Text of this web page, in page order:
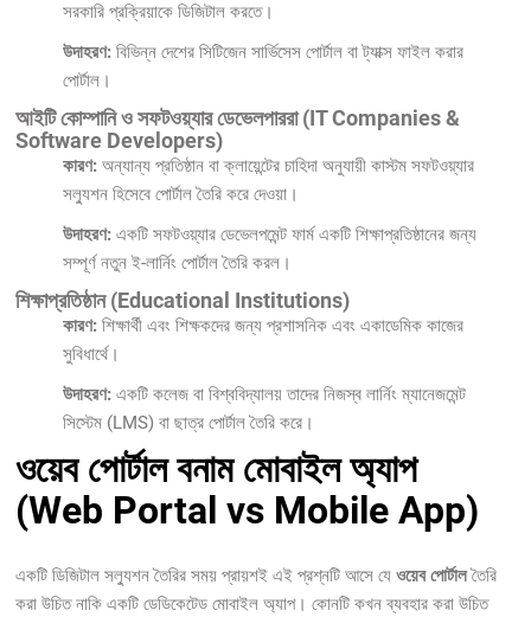
সরকারি প্রক্রিয়াকে ডিজিটাল করতে।
উদাহরণ: বিভিন্ন দেশের সিটিজেন সার্ভিসেস পোর্টাল বা ট্যাক্স ফাইল করার
পোর্টাল।
আইটি কোম্পানি ও সফটওয়্যার ডেভেলপাররা (IT Companies &
Software Developers)
কারণ: অন্যান্য প্রতিষ্ঠান বা ক্লায়েন্টের চাহিদা অনুযায়ী কাস্টম সফটওয়্যার
সল্যুশন হিসেবে পোর্টাল তৈরি করে দেওয়া।
উদাহরণ: একটি সফটওয়্যার ডেভেলপমেন্ট ফার্ম একটি শিক্ষাপ্রতিষ্ঠানের জন্য
সম্পূর্ণ নতুন ই-লার্নিং পোর্টাল তৈরি করল।
শিক্ষাপ্রতিষ্ঠান (Educational Institutions)
কারণ: শিক্ষার্থী এবং শিক্ষকদের জন্য প্রশাসনিক এবং একাডেমিক কাজের
সুবিধার্থে।
উদাহরণ: একটি কলেজ বা বিশ্ববিদ্যালয় তাদের নিজস্ব লার্নিং ম্যানেজমেন্ট
সিস্টেম (LMS) বা ছাত্র পোর্টাল তৈরি করে।
ওয়েব পোর্টাল বনাম মোবাইল অ্যাপ
(Web Portal vs Mobile App)
একটি ডিজিটাল সল্যুশন তৈরির সময় প্রায়শই এই প্রশ্নটি আসে যেওয়েব পোর্টালতৈরি
করা উচিত নাকি একটি ডেডিকেটেড মোবাইল অ্যাপ। কোনটি কখন ব্যবহার করা উচিত